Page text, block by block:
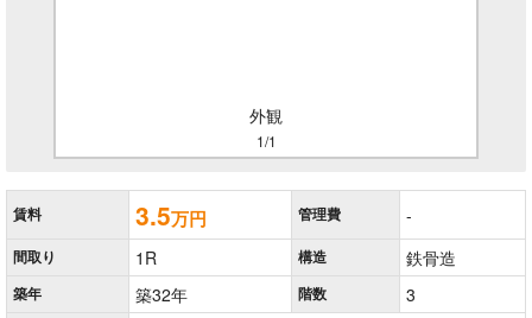
1/1
外観
賃料 3.5万円 管理費 -
間取り 1R 構造 鉄骨造
築年 築32年 階数 3